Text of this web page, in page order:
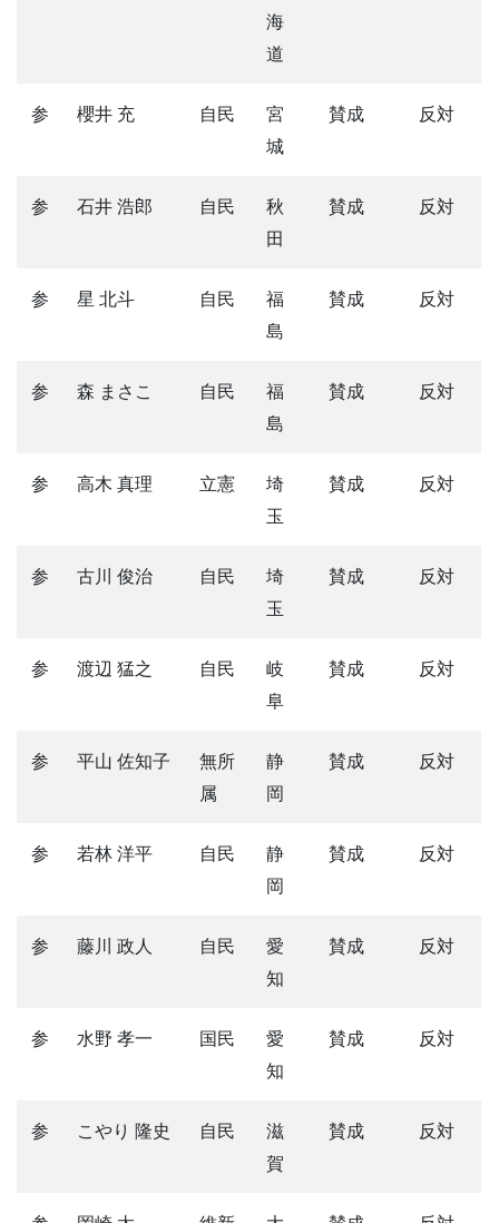
海
道
参 櫻井 充 自民
宮
城
賛成 反対
参 石井 浩郎 自民
秋
田
賛成 反対
参 星 北斗 自民
福
島
賛成 反対
参 森 まさこ 自民
福
島
賛成 反対
参 高木 真理 立憲
埼
玉
賛成 反対
参 古川 俊治 自民
埼
玉
賛成 反対
参 渡辺 猛之 自民
岐
阜
賛成 反対
参 平山 佐知子
無所
属
静
岡
賛成 反対
参 若林 洋平 自民
静
岡
賛成 反対
参 藤川 政人 自民
愛
知
賛成 反対
参 水野 孝一 国民
愛
知
賛成 反対
参 こやり 隆史 自民
滋
賀
賛成 反対